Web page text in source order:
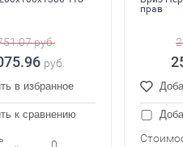
руб.
руб.
в избранное
к сравнению
прав